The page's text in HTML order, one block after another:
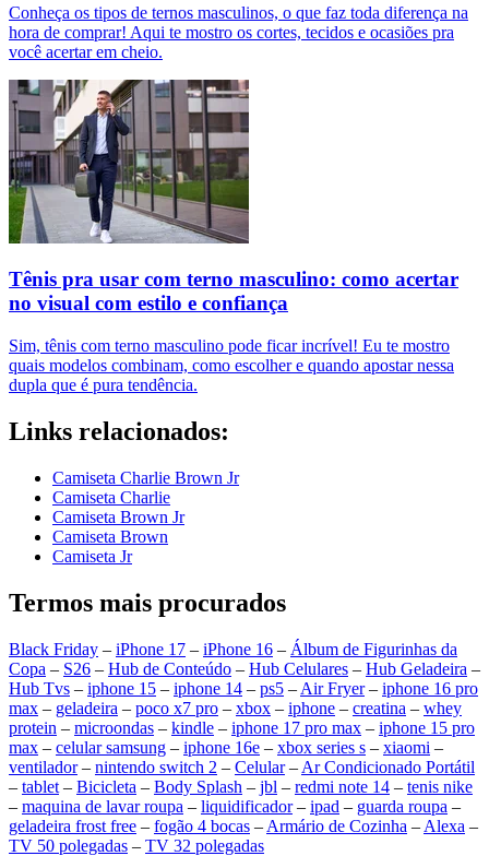
Conheça os tipos de ternos masculinos, o que faz toda diferença na
hora de comprar! Aqui te mostro os cortes, tecidos e ocasiões pra
você acertar em cheio.
Tênis pra usar com terno masculino: como acertar
no visual com estilo e confiança
Sim, tênis com terno masculino pode ficar incrível! Eu te mostro
quais modelos combinam, como escolher e quando apostar nessa
dupla que é pura tendência.
Links relacionados:
Camiseta Charlie Brown Jr
Camiseta Charlie
Camiseta Brown Jr
Camiseta Brown
Camiseta Jr
Termos mais procurados
Black Friday – iPhone 17 – iPhone 16 – Álbum de Figurinhas da
Copa – S26 – Hub de Conteúdo – Hub Celulares – Hub Geladeira –
Hub Tvs – iphone 15 – iphone 14 – ps5 – Air Fryer– iphone 16 pro
max – geladeira – poco x7 pro – xbox – iphone – creatina – whey
protein – microondas – kindle – iphone 17 pro max – iphone 15 pro
max – celular samsung – iphone 16e – xbox series s – xiaomi –
ventilador– nintendo switch 2 – Celular– Ar Condicionado Portátil
– tablet – Bicicleta – Body Splash – jbl – redmi note 14 – tenis nike
– maquina de lavar roupa – liquidificador– ipad – guarda roupa –
geladeira frost free – fogão 4 bocas – Armário de Cozinha – Alexa –
TV 50 polegadas – TV 32 polegadas